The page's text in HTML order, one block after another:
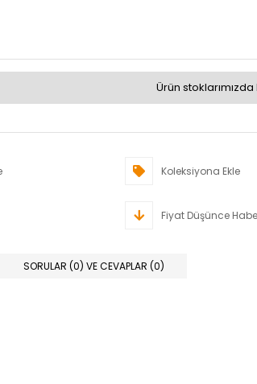
Ürün stoklarımızda
Koleksiyona Ekle
Fiyat Düşünce
SORULAR (0) VE CEVAPLAR (0)